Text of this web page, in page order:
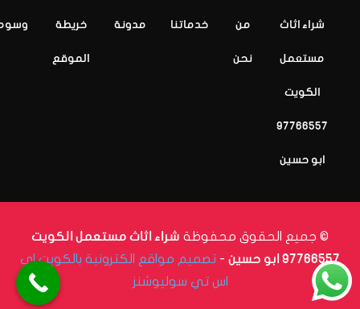
شراء اثاث
مستعمل
الكويت
97766557
ابو حسين
من
نحن
خدماتنا مدونة خريطة
الموقع
© جميع الحقوق محفوظة شراء اثاث مستعمل الكويت
97766557 ابو حسين
- تصميم مواقع الكترونية بالكويت اي
اس تي سوليوشنز